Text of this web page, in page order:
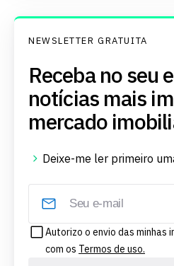
NEWSLETTER GRATUITA
Receba no seu
notícias mais
mercado
Deixe-me ler primeiro
Autorizo o envio das minhas
com os Termos de uso.